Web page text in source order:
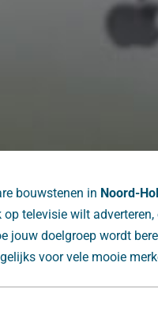
bouwstenen in Noord-
televisie wilt adverteren,
jouw doelgroep wordt
voor vele mooie